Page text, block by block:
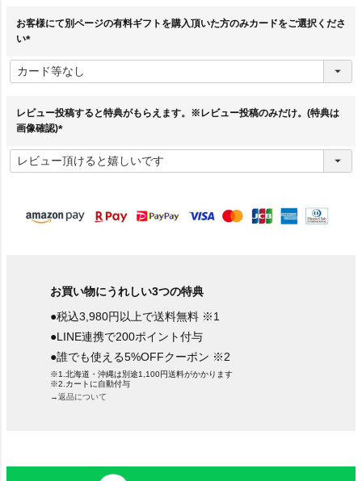
お客様にて別ページの有料ギフトを購入頂いた方のみカードをご選択くださ
い
必
須
レビュー投稿すると特典がもらえます。※レビュー投稿のみだけ。(特典は
画像確認)
必
須
お買い物にうれしい3つの特典
●税込3,980円以上で送料無料 ※1
●LINE連携で200ポイント付与
●誰でも使える5%OFFクーポン ※2
※1.北海道・沖縄は別途1,100円送料がかかります
※2.カートに自動付与
→返品について